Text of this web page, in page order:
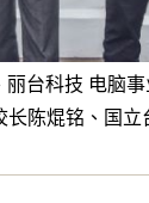
台科技 电脑
陈焜铭、国立